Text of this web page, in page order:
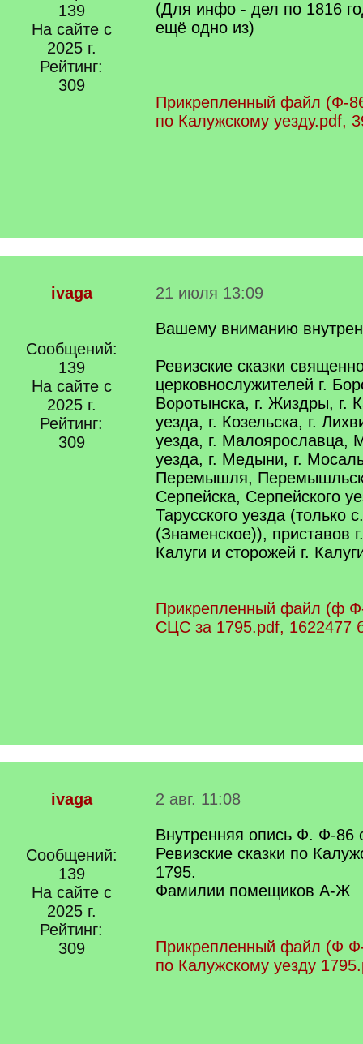
139
На сайте с
2025 г.
Рейтинг:
309
(Для инфо - дел по 1816
ещё одно из)
Прикрепленный файл (Ф-
по Калужскому уезду.pdf,
ivaga
Сообщений:
139
На сайте с
2025 г.
Рейтинг:
309
21 июля 13:09
Вашему вниманию
Ревизские сказки
церковнослужителей г.
Воротынска, г. Жиздры, г.
уезда, г. Козельска, г.
уезда, г. Малоярославца,
уезда, г. Медыни, г.
Перемышля,
Серпейска, Серпейского
Тарусского уезда (только
(Знаменское)), приставов
Калуги и сторожей г.
Прикрепленный файл (ф
СЦС за 1795.pdf, 1622477
ivaga
Сообщений:
139
На сайте с
2025 г.
Рейтинг:
309
2 авг. 11:08
Внутренняя опись Ф. Ф-86
Ревизские сказки по
1795.
Фамилии помещиков А-Ж
Прикрепленный файл (Ф
по Калужскому уезду